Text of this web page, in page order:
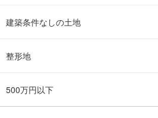
建築条件なしの土地
整形地
500万円以下